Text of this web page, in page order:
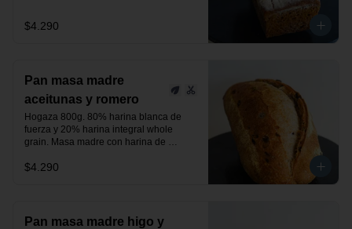
$4.290
Pan masa madre
aceitunas y romero
Hogaza 800g. 80% harina blanca de
fuerza y 20% harina integral whole
grain. Masa madre con harina de
verdes y un toque de romero.
$4.290
Pan masa madre higo y